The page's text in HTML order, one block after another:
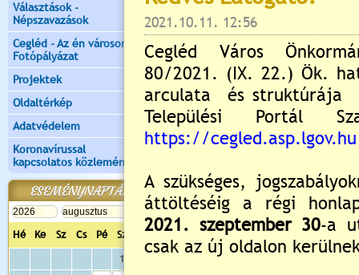
Választások -
Népszavazások
Cegléd - Az én városom -
Fotópályázat
Projektek
Oldaltérkép
Adatvédelem
Koronavírussal
kapcsolatos közlemények
ESEMÉNYNAPTÁR
Hé Ke Sz Cs Pé Sz
Va
1
Új hozzászólás:
Kérjük jelentkezzen be,